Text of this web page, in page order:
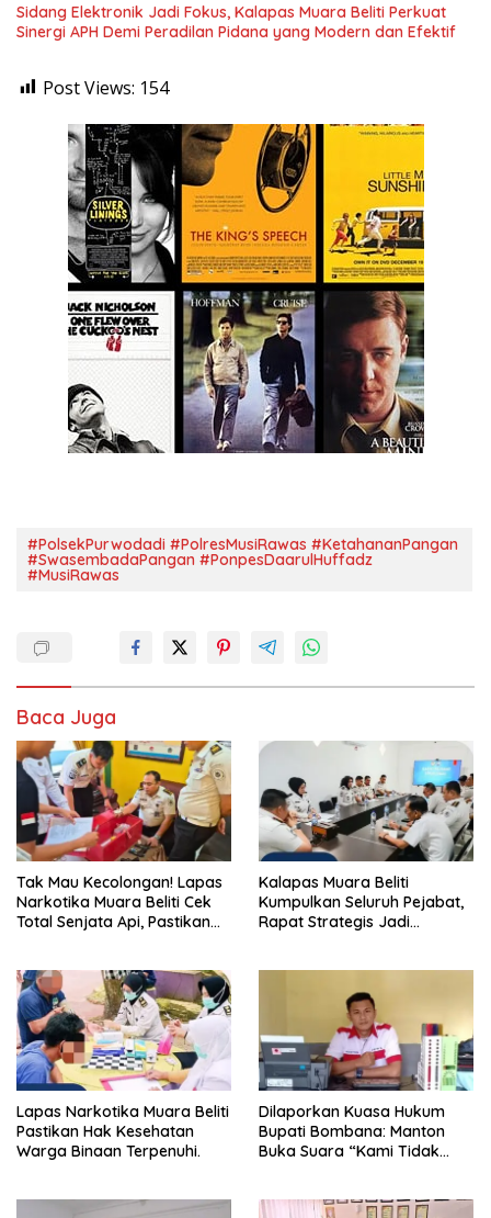
Sidang Elektronik Jadi Fokus, Kalapas Muara Beliti Perkuat
Sinergi APH Demi Peradilan Pidana yang Modern dan Efektif
Post Views: 154
#PolsekPurwodadi #PolresMusiRawas #KetahananPangan
#SwasembadaPangan #PonpesDaarulHuffadz
#MusiRawas
Baca Juga
Tak Mau Kecolongan! Lapas
Narkotika Muara Beliti Cek
Total Senjata Api, Pastikan
Kalapas Muara Beliti
Kumpulkan Seluruh Pejabat,
Rapat Strategis Jadi
Lapas Narkotika Muara Beliti
Pastikan Hak Kesehatan
Warga Binaan Terpenuhi.
Dilaporkan Kuasa Hukum
Bupati Bombana: Manton
Buka Suara “Kami Tidak